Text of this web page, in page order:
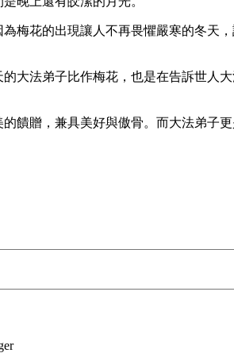
梅花的出現讓人不再畏懼嚴寒的冬天
大法弟子比作梅花，也是在告訴世人
饋贈，兼具美好與傲骨。而大法弟子